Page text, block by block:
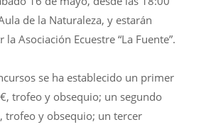
de la Naturaleza, y estarán
Asociación Ecuestre “La Fuente”.
se ha establecido un primer
trofeo y obsequio; un segundo
trofeo y obsequio; un tercer